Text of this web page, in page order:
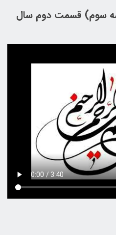
سوم) قسمت دوم سال